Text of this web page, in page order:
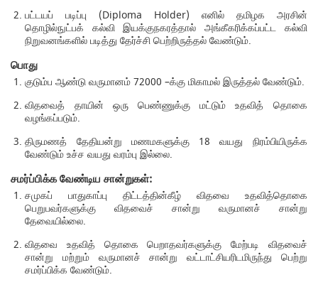
பட்டயப் படிப்பு (Diploma Holder) எனில் தமிழக அரசின்
தொழில்நுட்பக் கல்வி இயக்குநகரத்தால் அங்கீகரிக்கப்பட்ட கல்வி
நிறுவனங்களில் படித்து தேர்ச்சி பெற்றிருத்தல் வேண்டும்.
பொது
குடும்ப ஆண்டு வருமானம் 72000 –க்கு மிகாமல் இருத்தல் வேண்டும்.
விதவைத் தாயின் ஒரு பெண்ணுக்கு மட்டும் உதவித் தொகை
வழங்கப்படும்.
திருமணத் தேதியன்று மணமகளுக்கு 18 வயது நிரம்பியிருக்க
வேண்டும் உச்ச வயது வரம்பு இல்லை.
சமர்ப்பிக்க வேண்டிய சான்றுகள்:
சமுகப் பாதுகாப்பு திட்டத்தின்கீழ் விதவை உதவித்தொகை
பெறுபவர்களுக்கு விதவைச் சான்று வருமானச் சான்று
தேவையில்லை.
விதவை உதவித் தொகை பெறாதவர்களுக்கு மேற்படி விதவைச்
சான்று மற்றும் வருமானச் சான்று வட்டாட்சியரிடமிருந்து பெற்று
சமர்ப்பிக்க வேண்டும்.